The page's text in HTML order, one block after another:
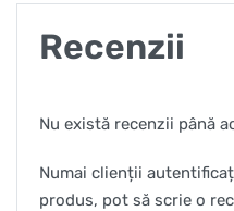
Recenzii
Nu există recenzii până
Numai clienții
produs, pot să scrie o